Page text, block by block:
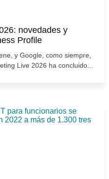
novedades y
Profile
y Google, como siempre,
Live 2026 ha concluido...